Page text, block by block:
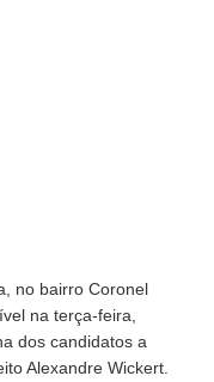
no bairro Coronel
na terça-feira,
dos candidatos a
Alexandre Wickert.